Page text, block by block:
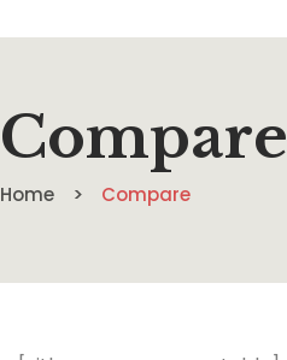
Compare
Home Compare